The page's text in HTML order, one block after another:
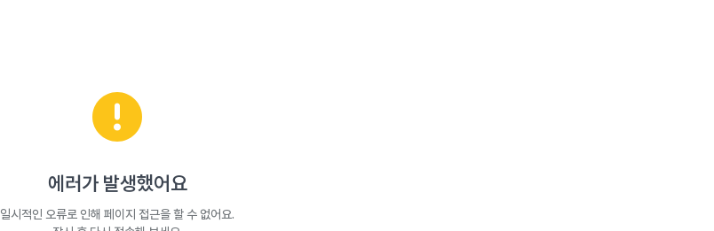
에러가 발생했어요
일시적인 오류로 인해 페이지 접근을 할 수 없어요.